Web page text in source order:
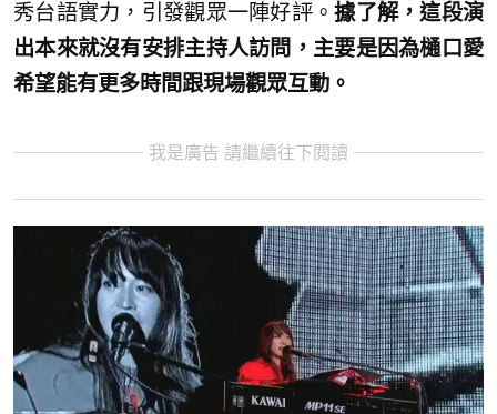
秀台語實力，引發觀眾一陣好評。據了解，這段演
出本來就沒有安排主持人訪問，主要是因為樋口愛
希望能有更多時間跟現場觀眾互動。
我是廣告 請繼續往下閱讀